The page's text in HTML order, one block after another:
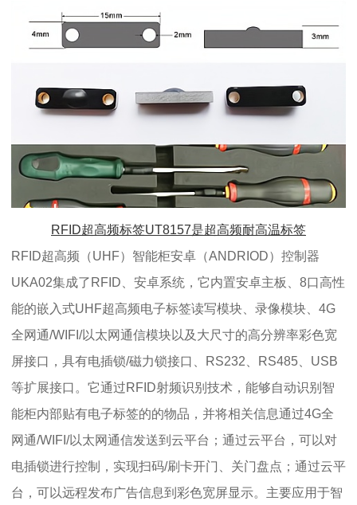
RFID超高频标签UT8157是超高频耐高温标签
RFID超高频（UHF）智能柜安卓（ANDRIOD）控制器
UKA02集成了RFID、安卓系统，它内置安卓主板、8口高性
能的嵌入式UHF超高频电子标签读写模块、录像模块、4G
全网通/WIFI/以太网通信模块以及大尺寸的高分辨率彩色宽
屏接口，具有电插锁/磁力锁接口、RS232、RS485、USB
等扩展接口。它通过RFID射频识别技术，能够自动识别智
能柜内部贴有电子标签的的物品，并将相关信息通过4G全
网通/WIFI/以太网通信发送到云平台；通过云平台，可以对
电插锁进行控制，实现扫码/刷卡开门、关门盘点；通过云平
台，可以远程发布广告信息到彩色宽屏显示。主要应用于智